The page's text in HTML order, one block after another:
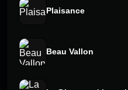
Plaisance
Beau Vallon